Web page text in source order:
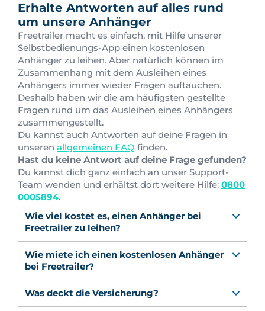
Erhalte Antworten auf alles rund
um unsere Anhänger
Freetrailer macht es einfach, mit Hilfe unserer
Selbstbedienungs-App einen kostenlosen
Anhänger zu leihen. Aber natürlich können im
Zusammenhang mit dem Ausleihen eines
Anhängers immer wieder Fragen auftauchen.
Deshalb haben wir die am häufigsten gestellte
Fragen rund um das Ausleihen eines Anhängers
zusammengestellt.
Du kannst auch Antworten auf deine Fragen in
unseren allgemeinen FAQ finden.
Hast du keine Antwort auf deine Frage gefunden?
Du kannst dich ganz einfach an unser Support-
Team wenden und erhältst dort weitere Hilfe: 0800
0005894.
Wie viel kostet es, einen Anhänger bei
Freetrailer zu leihen?
Wie miete ich einen kostenlosen Anhänger
bei Freetrailer?
Was deckt die Versicherung?